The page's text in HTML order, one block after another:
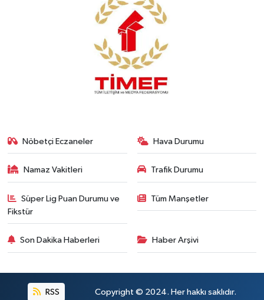
Nöbetçi Eczaneler Hava Durumu
Namaz Vakitleri Trafik Durumu
Süper Lig Puan Durumu ve
Fikstür
Tüm Manşetler
Son Dakika Haberleri Haber Arşivi
RSS Copyright © 2024. Her hakkı saklıdır.